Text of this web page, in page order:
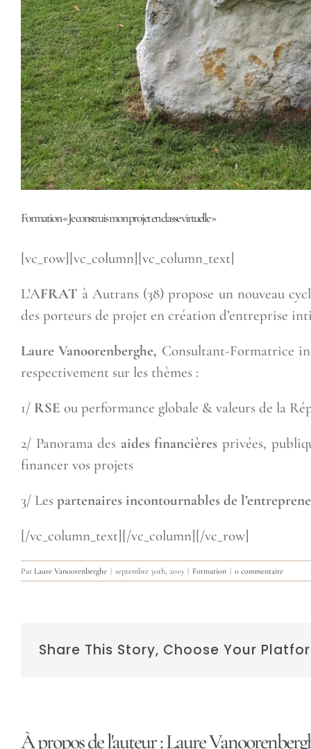
Formation « Je construis mon projet en classe virtuelle »
[vc_row][vc_column][vc_column_text]
L’AFRAT à Autrans (38) propose un nouveau
des porteurs de projet en création d’entreprise
Laure Vanoorenberghe, Consultant-Formatrice
respectivement sur les thèmes :
1/ RSE ou performance globale & valeurs de la
2/ Panorama des aides financières privées,
financer vos projets
3/ Les partenaires incontournables de
[/vc_column_text][/vc_column][/vc_row]
Par Laure Vanoorenberghe | septembre 30th, 2019 | Formation | 0 commentaire
Share This Story, Choose Your
À propos de l'auteur :Laure